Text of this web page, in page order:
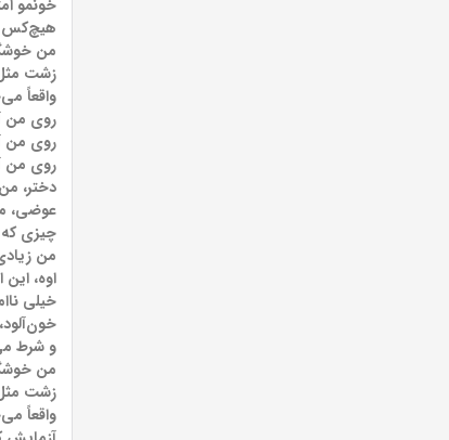
خونمو
هیچ‌کس
من
زشت مثل
واقعاً
روی من
روی من
روی من
دختر،
عوضی،
چیزی که
من
اوه،
خیلی
و شرط
من
زشت مثل
واقعاً